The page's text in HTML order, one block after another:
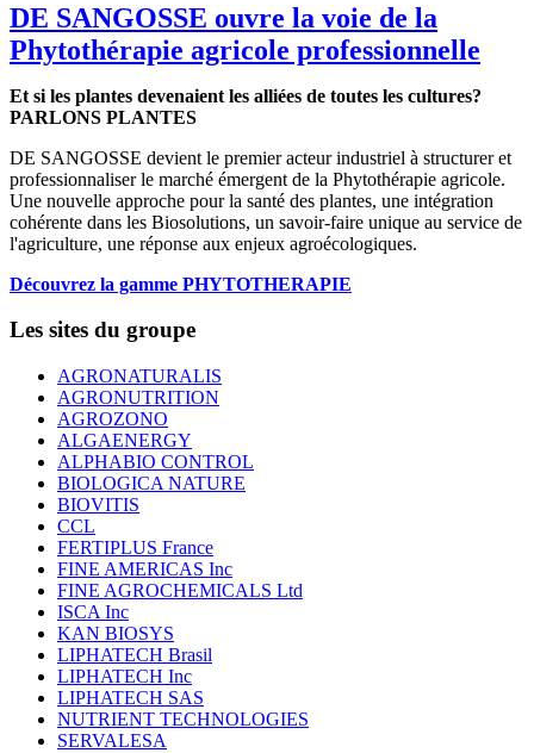
DE SANGOSSE ouvre la voie de la
Phytothérapie agricole professionnelle
Et si les plantes devenaient les alliées de toutes les cultures?
PARLONS PLANTES
DE SANGOSSE devient le premier acteur industriel à structurer et
professionnaliser le marché émergent de la Phytothérapie agricole.
Une nouvelle approche pour la santé des plantes, une intégration
cohérente dans les Biosolutions, un savoir-faire unique au service de
l'agriculture, une réponse aux enjeux agroécologiques.
Découvrez la gamme PHYTOTHERAPIE
Les sites du groupe
AGRONATURALIS
AGRONUTRITION
AGROZONO
ALGAENERGY
ALPHABIO CONTROL
BIOLOGICA NATURE
BIOVITIS
CCL
FERTIPLUS France
FINE AMERICAS Inc
FINE AGROCHEMICALS Ltd
ISCA Inc
KAN BIOSYS
LIPHATECH Brasil
LIPHATECH Inc
LIPHATECH SAS
NUTRIENT TECHNOLOGIES
SERVALESA